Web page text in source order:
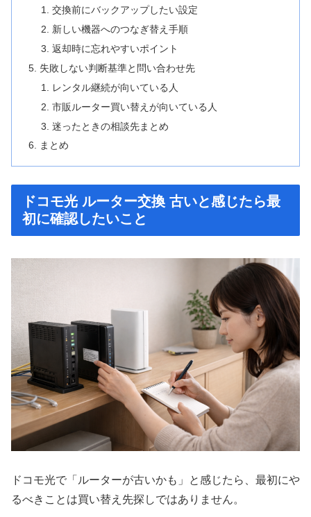
交換前にバックアップしたい設定
新しい機器へのつなぎ替え手順
返却時に忘れやすいポイント
失敗しない判断基準と問い合わせ先
レンタル継続が向いている人
市販ルーター買い替えが向いている人
迷ったときの相談先まとめ
まとめ
ドコモ光 ルーター交換 古いと感じたら最
初に確認したいこと
ドコモ光で「ルーターが古いかも」と感じたら、最初にや
るべきことは買い替え先探しではありません。